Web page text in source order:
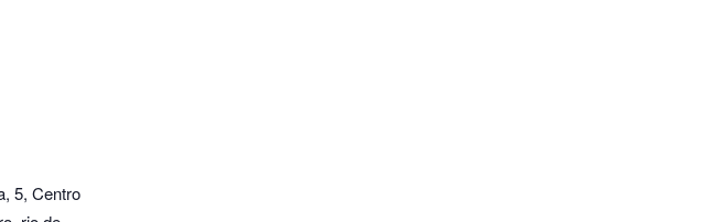
5, Centro